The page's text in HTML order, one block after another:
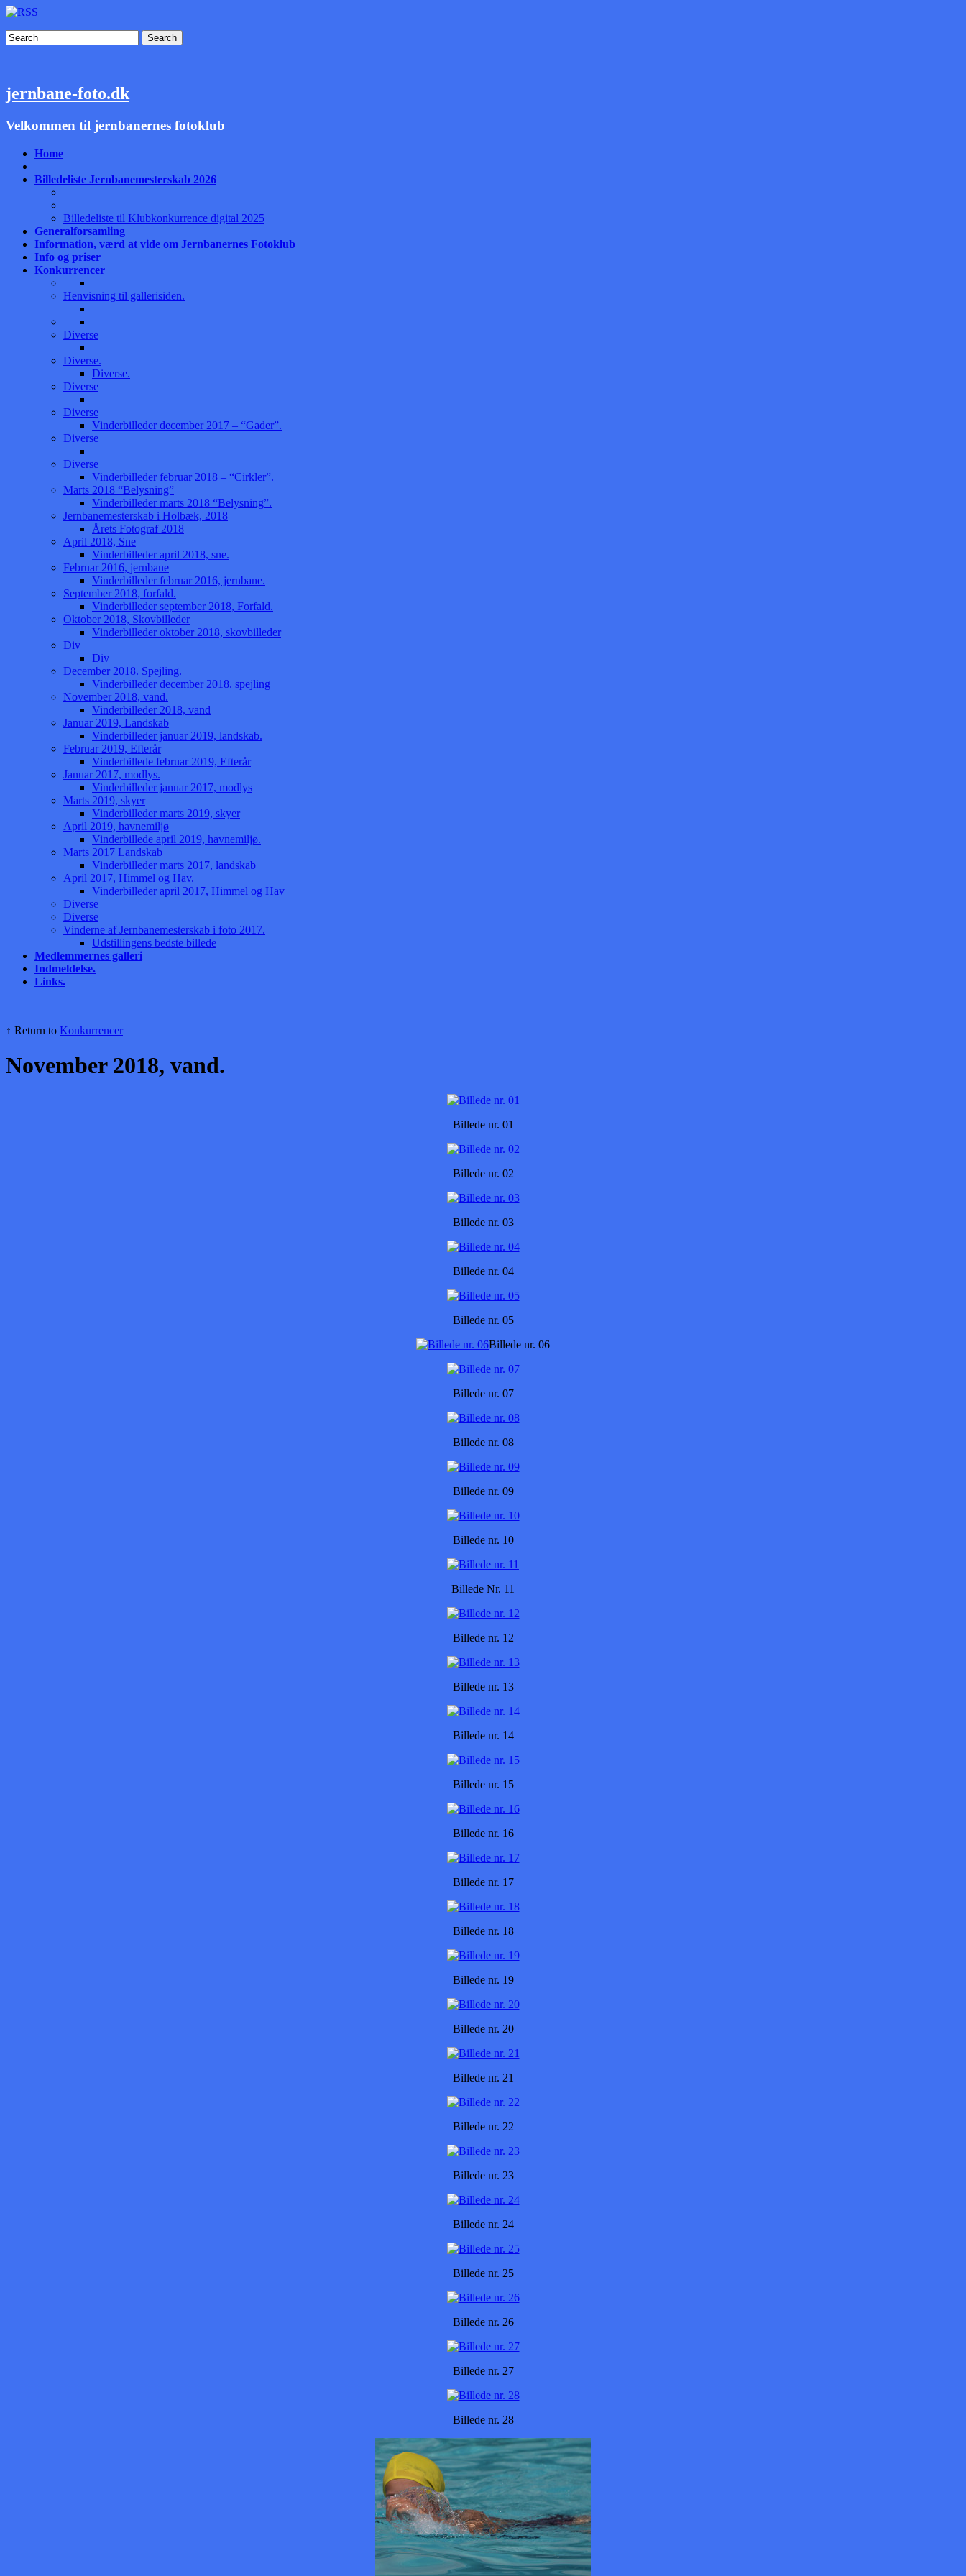
Search
jernbane-foto.dk
Velkommen til jernbanernes fotoklub
Home
Billedeliste Jernbanemesterskab 2026
Billedeliste til Klubkonkurrence digital 2025
Generalforsamling
Information, værd at vide om Jernbanernes Fotoklub
Info og priser
Konkurrencer
Henvisning til gallerisiden.
Diverse
Diverse.
Diverse.
Diverse
Diverse
Vinderbilleder december 2017 – “Gader”.
Diverse
Diverse
Vinderbilleder februar 2018 – “Cirkler”.
Marts 2018 “Belysning”
Vinderbilleder marts 2018 “Belysning”.
Jernbanemesterskab i Holbæk, 2018
Årets Fotograf 2018
April 2018, Sne
Vinderbilleder april 2018, sne.
Februar 2016, jernbane
Vinderbilleder februar 2016, jernbane.
September 2018, forfald.
Vinderbilleder september 2018, Forfald.
Oktober 2018, Skovbilleder
Vinderbilleder oktober 2018, skovbilleder
Div
Div
December 2018. Spejling.
Vinderbilleder december 2018. spejling
November 2018, vand.
Vinderbilleder 2018, vand
Januar 2019, Landskab
Vinderbilleder januar 2019, landskab.
Februar 2019, Efterår
Vinderbillede februar 2019, Efterår
Januar 2017, modlys.
Vinderbilleder januar 2017, modlys
Marts 2019, skyer
Vinderbilleder marts 2019, skyer
April 2019, havnemiljø
Vinderbillede april 2019, havnemiljø.
Marts 2017 Landskab
Vinderbilleder marts 2017, landskab
April 2017, Himmel og Hav.
Vinderbilleder april 2017, Himmel og Hav
Diverse
Diverse
Vinderne af Jernbanemesterskab i foto 2017.
Udstillingens bedste billede
Medlemmernes galleri
Indmeldelse.
Links.
↑ Return to Konkurrencer
November 2018, vand.
Billede nr. 01
Billede nr. 02
Billede nr. 03
Billede nr. 04
Billede nr. 05
Billede nr. 06
Billede nr. 07
Billede nr. 08
Billede nr. 09
Billede nr. 10
Billede Nr. 11
Billede nr. 12
Billede nr. 13
Billede nr. 14
Billede nr. 15
Billede nr. 16
Billede nr. 17
Billede nr. 18
Billede nr. 19
Billede nr. 20
Billede nr. 21
Billede nr. 22
Billede nr. 23
Billede nr. 24
Billede nr. 25
Billede nr. 26
Billede nr. 27
Billede nr. 28